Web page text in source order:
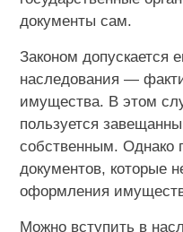
документы сам.
Законом допускается
наследования —
имущества. В этом
пользуется
собственным. Однако
документов, которые
оформления
Можно вступить в